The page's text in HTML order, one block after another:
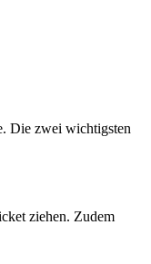
Die zwei wichtigsten
ziehen. Zudem